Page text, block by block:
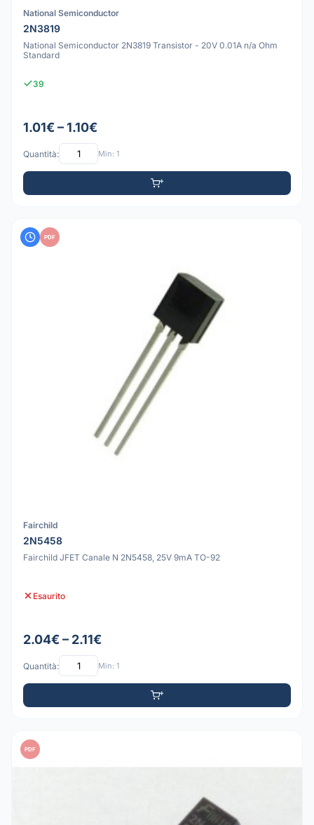
National Semiconductor
2N3819
National Semiconductor 2N3819 Transistor - 20V 0.01A n/a Ohm
Standard
39
1.01€ – 1.10€
Quantità: Min: 1
PDF
Fairchild
2N5458
Fairchild JFET Canale N 2N5458, 25V 9mA TO-92
Esaurito
2.04€ – 2.11€
Quantità: Min: 1
PDF